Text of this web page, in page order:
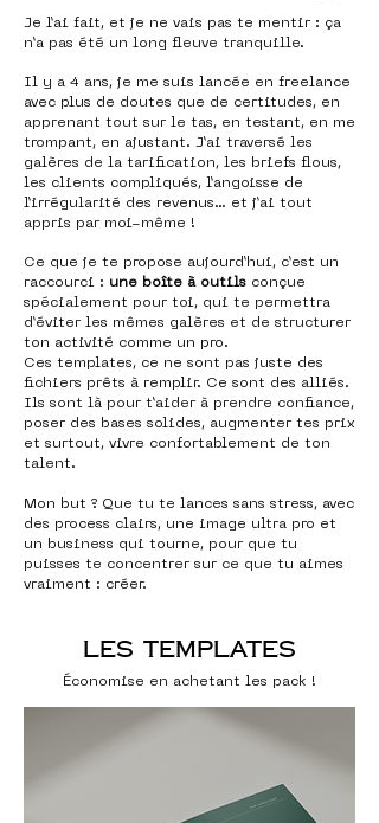
Je l’ai fait, et je ne vais pas te mentir : ça
n’a pas été un long fleuve tranquille.
Il y a 4 ans, je me suis lancée en freelance
avec plus de doutes que de certitudes, en
apprenant tout sur le tas, en testant, en me
trompant, en ajustant. J’ai traversé les
galères de la tarification, les briefs flous,
les clients compliqués, l’angoisse de
l’irrégularité des revenus... et j’ai tout
appris par moi-même !
Ce que je te propose aujourd’hui, c’est un
raccourci : une boîte à outils conçue
spécialement pour toi, qui te permettra
d’éviter les mêmes galères et de structurer
ton activité comme un pro.
Ces templates, ce ne sont pas juste des
fichiers prêts à remplir. Ce sont des alliés.
Ils sont là pour t’aider à prendre confiance,
poser des bases solides, augmenter tes prix
et surtout, vivre confortablement de ton
talent.
Mon but ? Que tu te lances sans stress, avec
des process clairs, une image ultra pro et
un business qui tourne, pour que tu
puisses te concentrer sur ce que tu aimes
vraiment : créer.
LEs templates
Économise en achetant les pack !